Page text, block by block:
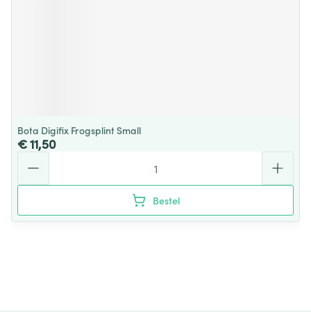
Bota Digifix Frogsplint Small
€ 11,50
Bestel